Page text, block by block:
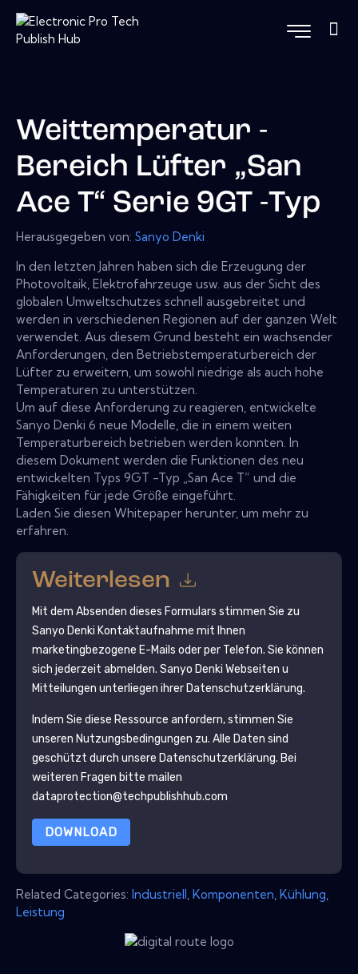
Weittemperatur -
Bereich Lüfter „San
Ace T“ Serie 9GT -Typ
Herausgegeben von: Sanyo Denki
In den letzten Jahren haben sich die Erzeugung der
Photovoltaik, Elektrofahrzeuge usw. aus der Sicht des
globalen Umweltschutzes schnell ausgebreitet und
werden in verschiedenen Regionen auf der ganzen Welt
verwendet. Aus diesem Grund besteht ein wachsender
Anforderungen, den Betriebstemperaturbereich der
Lüfter zu erweitern, um sowohl niedrige als auch hohe
Temperaturen zu unterstützen.
Um auf diese Anforderung zu reagieren, entwickelte
Sanyo Denki 6 neue Modelle, die in einem weiten
Temperaturbereich betrieben werden konnten. In
diesem Dokument werden die Funktionen des neu
entwickelten Typs 9GT -Typ „San Ace T“ und die
Fähigkeiten für jede Größe eingeführt.
Laden Sie diesen Whitepaper herunter, um mehr zu
erfahren.
Weiterlesen
Mit dem Absenden dieses Formulars stimmen Sie zu
Sanyo Denki Kontaktaufnahme mit Ihnen
marketingbezogene E-Mails oder per Telefon. Sie können
sich jederzeit abmelden. Sanyo Denki Webseiten u
Mitteilungen unterliegen ihrer Datenschutzerklärung.
Indem Sie diese Ressource anfordern, stimmen Sie
unseren Nutzungsbedingungen zu. Alle Daten sind
geschützt durch unsere Datenschutzerklärung. Bei
weiteren Fragen bitte mailen
dataprotection@techpublishhub.com
DOWNLOAD
Related Categories: Industriell Komponenten Kühlung
Leistung